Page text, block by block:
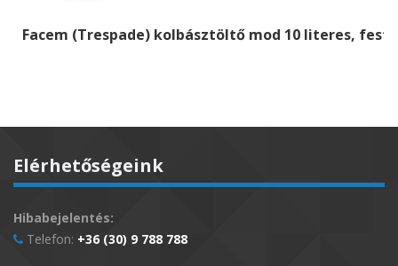
Facem (Trespade) kolbásztöltő mod 10 literes,
Elérhetőségeink
Hibabejelentés:
Telefon: +36 (30) 9 788 788